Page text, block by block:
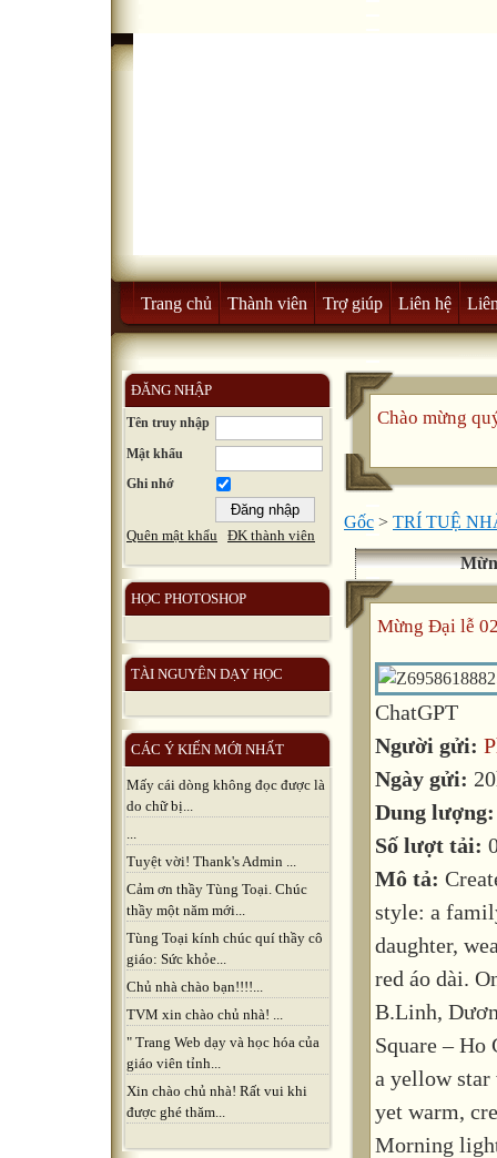
Trang chủ Thành viên Trợ giúp Liên hệ
ĐĂNG NHẬP
Tên truy nhập
Mật khẩu
Ghi nhớ
Quên mật khẩu ĐK thành viên
HỌC PHOTOSHOP
TÀI NGUYÊN DẠY HỌC
CÁC Ý KIẾN MỚI NHẤT
Mấy cái dòng không đọc được là
do chữ bị...
...
Tuyệt vời! Thank's Admin ...
Cảm ơn thầy Tùng Toại. Chúc
thầy một năm mới...
Tùng Toại kính chúc quí thầy cô
giáo: Sức khỏe...
Chủ nhà chào bạn!!!!...
TVM xin chào chủ nhà! ...
" Trang Web dạy và học hóa của
giáo viên tỉnh...
Xin chào chủ nhà! Rất vui khi
được ghé thăm...
Chào mừng
Gốc > TRÍ TUỆ
Mừng Đại lễ
ChatGPT
Người gửi:
Ngày gửi:
Dung
Số lượt tải:
Mô tả:
style: a
daughter,
red áo dài.
B.Linh,
Square –
a yellow star
yet warm,
Morning